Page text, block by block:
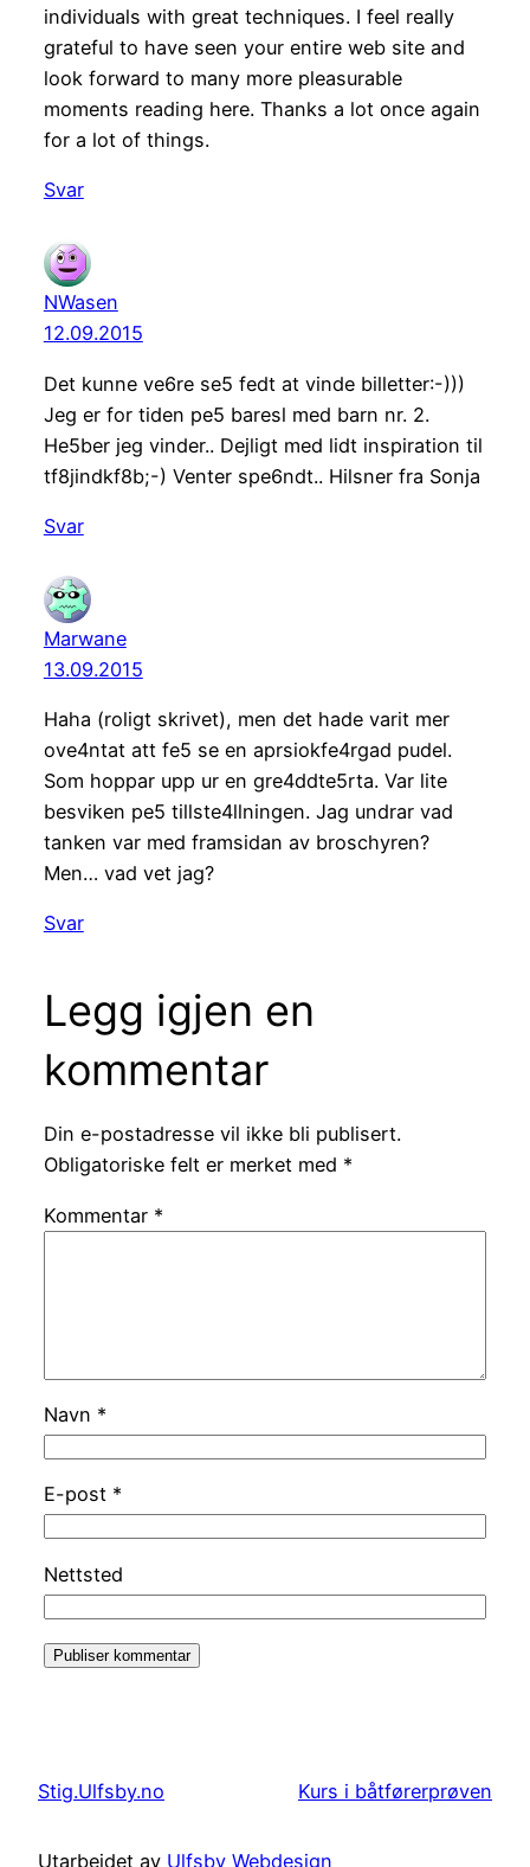
individuals with great techniques. I feel really
grateful to have seen your entire web site and
look forward to many more pleasurable
moments reading here. Thanks a lot once again
for a lot of things.
Svar
NWasen
12.09.2015
Det kunne ve6re se5 fedt at vinde billetter:-)))
Jeg er for tiden pe5 baresl med barn nr. 2.
He5ber jeg vinder.. Dejligt med lidt inspiration til
tf8jindkf8b;-) Venter spe6ndt.. Hilsner fra Sonja
Svar
Marwane
13.09.2015
Haha (roligt skrivet), men det hade varit mer
ove4ntat att fe5 se en aprsiokfe4rgad pudel.
Som hoppar upp ur en gre4ddte5rta. Var lite
besviken pe5 tillste4llningen. Jag undrar vad
tanken var med framsidan av broschyren?
Men… vad vet jag?
Svar
Legg igjen en
kommentar
Din e-postadresse vil ikke bli publisert.
Obligatoriske felt er merket med *
Kommentar *
Navn *
E-post *
Nettsted
Stig.Ulfsby.no Kurs i båtførerprøven
Utarbeidet av Ulfsby Webdesign